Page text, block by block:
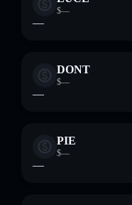
$—
—
DONT
$—
—
PIE
$—
—